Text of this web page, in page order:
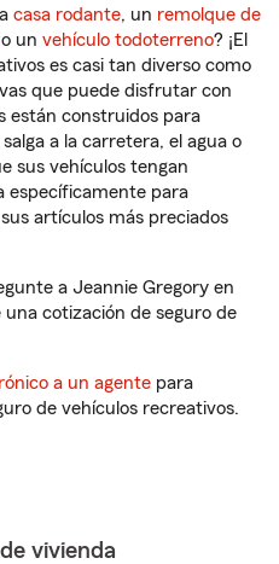
casa rodante, un remolque de
o un vehículo todoterreno? ¡El
es casi tan diverso como
que puede disfrutar con
están construidos para
a la carretera, el agua o
sus vehículos tengan
específicamente para
artículos más preciados
a Jeannie Gregory en
una cotización de seguro de
a un agente para
de vehículos recreativos.
vivienda